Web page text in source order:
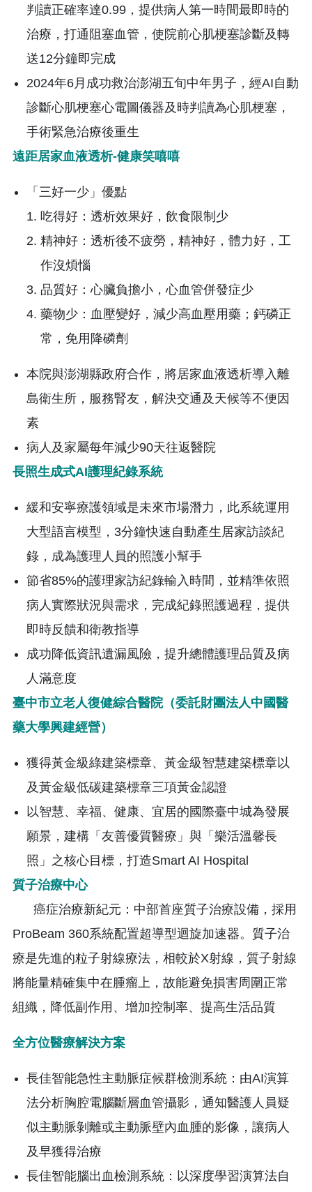
判讀正確率達0.99，提供病人第一時間最即時的
治療，打通阻塞血管，使院前心肌梗塞診斷及轉
送12分鐘即完成
2024年6月成功救治澎湖五旬中年男子，經AI自動
診斷心肌梗塞心電圖儀器及時判讀為心肌梗塞，
手術緊急治療後重生
遠距居家血液透析-健康笑嘻嘻
「三好一少」優點
​吃得好：透析效果好，飲食限制少
精神好：透析後不疲勞，精神好，體力好，工
作沒煩惱
品質好：心臟負擔小，心血管併發症少
藥物少：血壓變好，減少高血壓用藥；鈣磷正
常，免用降磷劑
本院與澎湖縣政府合作，將居家血液透析導入離
島衛生所，服務腎友，解決交通及天候等不便因
素
病人及家屬每年減少90天往返醫院
長照生成式AI護理紀錄系統
緩和安寧療護領域是未來市場潛力，此系統運用
大型語言模型，3分鐘快速自動產生居家訪談紀
錄，成為護理人員的照護小幫手
節省85%的護理家訪紀錄輸入時間，並精準依照
病人實際狀況與需求，完成紀錄照護過程，提供
即時反饋和衛教指導
成功降低資訊遺漏風險，提升總體護理品質及病
人滿意度
臺中市立老人復健綜合醫院（委託財團法人中國醫
藥大學興建經營）
獲得黃金級綠建築標章、黃金級智慧建築標章以
及黃金級低碳建築標章三項黃金認證
以智慧、幸福、健康、宜居的國際臺中城為發展
願景，建構「友善優質醫療」與「樂活溫馨長
照」之核心目標，打造Smart AI Hospital
質子治療中心
癌症治療新紀元：中部首座質子治療設備，採用
ProBeam 360系統配置超導型迴旋加速器。質子治
療是先進的粒子射線療法，相較於X射線，質子射線
將能量精確集中在腫瘤上，故能避免損害周圍正常
組織，降低副作用、增加控制率、提高生活品質
全方位醫療解決方案
長佳智能急性主動脈症候群檢測系統：由AI演算
法分析胸腔電腦斷層血管攝影，通知醫護人員疑
似主動脈剝離或主動脈壁內血腫的影像，讓病人
及早獲得治療
長佳智能腦出血檢測系統：以深度學習演算法自